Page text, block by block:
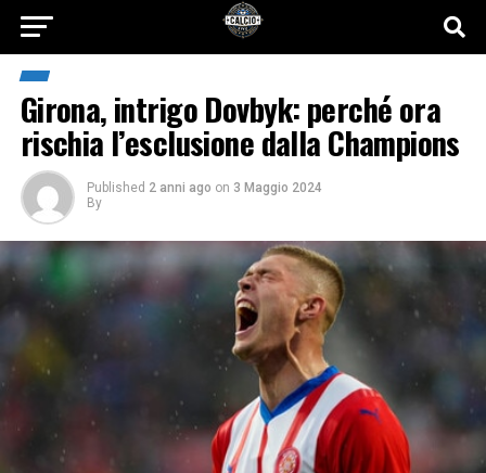
Girona, intrigo Dovbyk: perché ora
rischia l’esclusione dalla Champions
Published 2 anni ago on 3 Maggio 2024
By